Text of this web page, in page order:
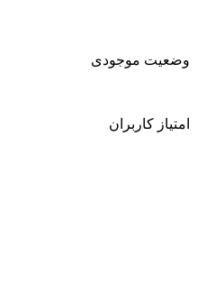
وضعیت موجودی
امتیاز کاربران